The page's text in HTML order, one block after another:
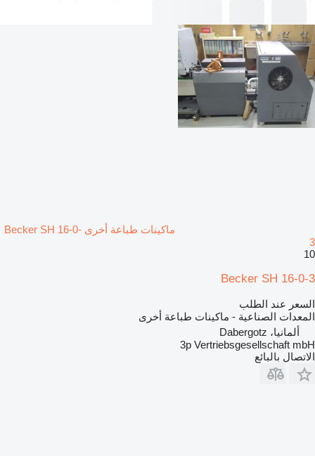
ماكينات طباعة أخرى Becker SH 16-0-
3
10
Becker SH 16-0-3
السعر عند الطلب
المعدات الصناعية - ماكينات طباعة أخرى
ألمانيا، Dabergotz
3p Vertriebsgesellschaft mbH
الاتصال بالبائع